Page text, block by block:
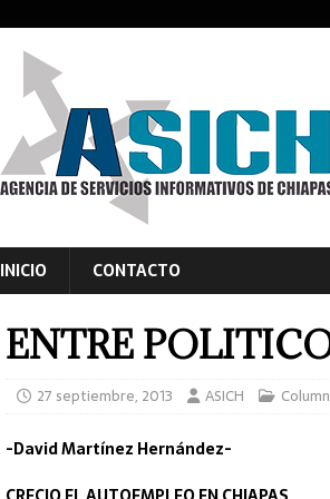
INICIO CONTACTO
ENTRE
27 septiembre, 2013 ASICH
-David Martínez Hernández-